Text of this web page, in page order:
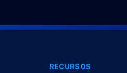
RECURSOS